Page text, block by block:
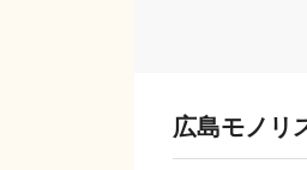
広島モノリ